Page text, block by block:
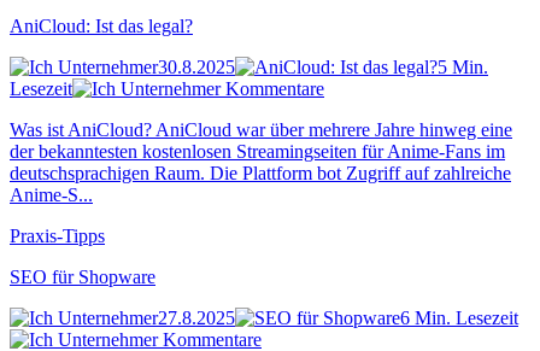
AniCloud: Ist das legal?
30.8.2025
5 Min.
Lesezeit
Kommentare
Was ist AniCloud? AniCloud war über mehrere Jahre hinweg eine
der bekanntesten kostenlosen Streamingseiten für Anime-Fans im
deutschsprachigen Raum. Die Plattform bot Zugriff auf zahlreiche
Anime-S...
Praxis-Tipps
SEO für Shopware
27.8.2025
6 Min. Lesezeit
Kommentare